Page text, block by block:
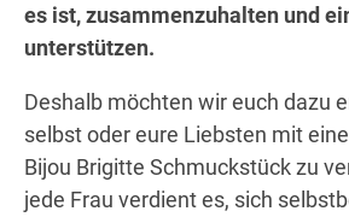
es ist, zusammenzuhalten und
unterstützen.
Deshalb möchten wir euch dazu
selbst oder eure Liebsten mit
Bijou Brigitte Schmuckstück zu
jede Frau verdient es, sich